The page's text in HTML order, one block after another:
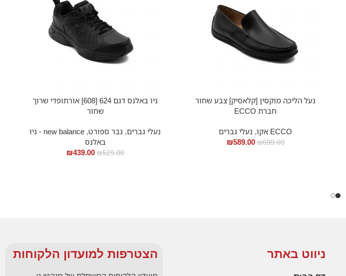
נעל הליכה מוקסין [קלאסיק] צבע שחור
חברת ECCO
ECCO אקו , נעלי גברים
₪699.00
₪589.00
ניו באלנס דגם 624 [608] אורתופדי שרוך
שחור
נעלי גברים, גבר ספורט,
new balance - ניו
באלנס
₪529.00
₪439.00
ניווט באתר הצטרפות למועדון הלקוחות